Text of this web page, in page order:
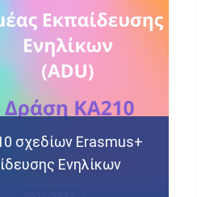
σχεδίων Erasmus+
Ενηλίκων